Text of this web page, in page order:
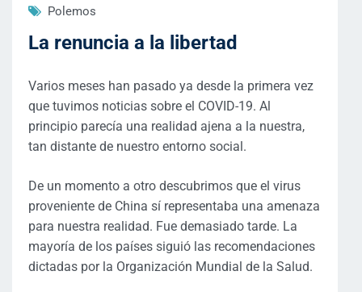
Polemos
La renuncia a la libertad
Varios meses han pasado ya desde la primera vez
que tuvimos noticias sobre el COVID-19. Al
principio parecía una realidad ajena a la nuestra,
tan distante de nuestro entorno social.
De un momento a otro descubrimos que el virus
proveniente de China sí representaba una amenaza
para nuestra realidad. Fue demasiado tarde. La
mayoría de los países siguió las recomendaciones
dictadas por la Organización Mundial de la Salud.